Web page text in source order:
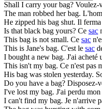
Shall I carry yourbag? Voulez-
The man robbed herbag.
He zipped his bag shut. Il ferma
Is that black bag yours? Ce sac
This bag is not small. Ce sac
This is Jane's bag. C'est le sac
I bought a new bag. J'ai acheté
This isn't my bag. Ce n'est pas
His bag was stolen yesterday.
Do you have a bag? Disposez-
I've lost my bag. J'ai perdu mon
I can't find my bag. Je n'arrive